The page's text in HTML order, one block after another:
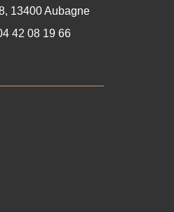
13400 Aubagne
42 08 19 66